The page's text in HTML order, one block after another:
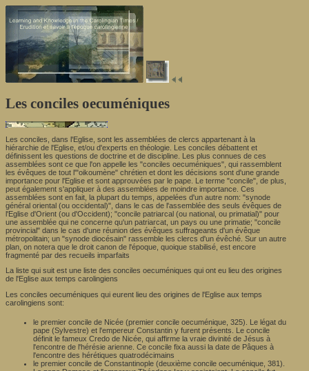
Les conciles oecuméniques
Les conciles, dans l'Eglise, sont les assemblées de clercs appartenant à la
hiérarchie de l'Eglise, et/ou d'experts en théologie. Les conciles débattent et
définissent les questions de doctrine et de discipline. Les plus connues de ces
assemblées sont ce que l'on appelle les "conciles oecuméniques", qui rassemblent
les évêques de tout l'"oikoumène" chrétien et dont les décisions sont d'une grande
importance pour l'Eglise et sont approuvées par le pape. Le terme "concile", de plus,
peut également s'appliquer à des assemblées de moindre importance. Ces
assemblées sont en fait, la plupart du temps, appelées d'un autre nom: "synode
général oriental (ou occidental)", dans le cas de l'assemblée des seuls évêques de
l'Eglise d'Orient (ou d'Occident); "concile patriarcal (ou national, ou primatial)" pour
une assemblée qui ne concerne qu'un patriarcat, un pays ou une primatie; "concile
provincial" dans le cas d'une réunion des évêques suffrageants d'un évêque
métropolitain; un "synode diocésain" rassemble les clercs d'un évêché. Sur un autre
plan, on notera que le droit canon de l'époque, quoique stabilisé, est encore
fragmenté par des recueils imparfaits
La liste qui suit est une liste des conciles oecuméniques qui ont eu lieu des origines
de l'Eglise aux temps carolingiens
Les conciles oecuméniques qui eurent lieu des origines de l'Eglise aux temps
carolingiens sont:
le premier concile de Nicée (premier concile oecuménique, 325). Le légat du
pape (Sylvestre) et l'empereur Constantin y furent présents. Le concile
définit le fameux Credo de Nicée, qui affirme la vraie divinité de Jésus à
l'encontre de l'hérésie arienne. Ce concile fixa aussi la date de Pâques à
l'encontre des hérétiques quatrodécimains
le premier concile de Constantinople (deuxième concile oecuménique, 381).